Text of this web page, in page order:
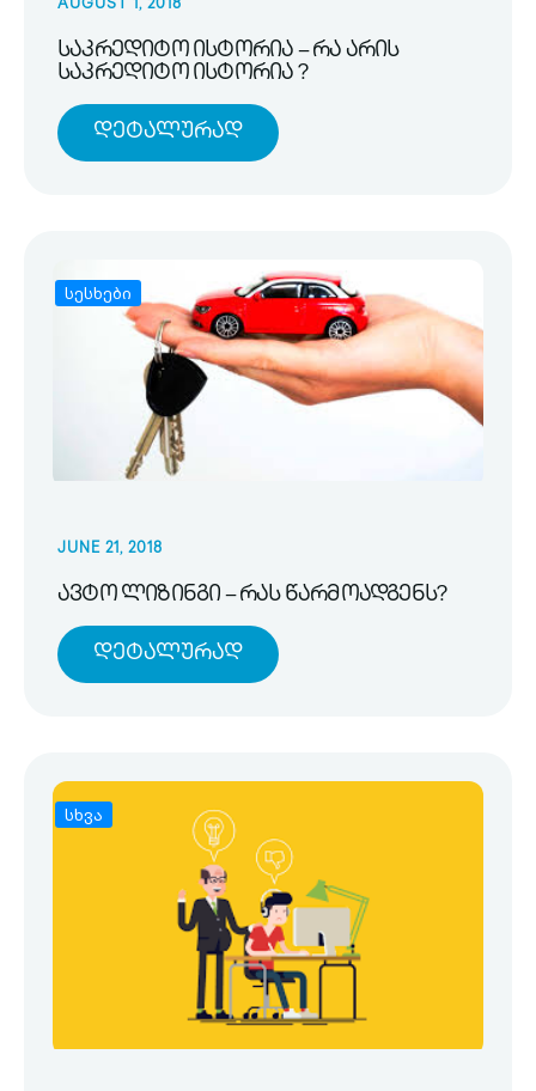
AUGUST 1, 2018
საკრედიტო ისტორია – რა არის
საკრედიტო ისტორია ?
Დეტალურად
სესხები
JUNE 21, 2018
ავტო ლიზინგი – რას წარმოადგენს?
Დეტალურად
სხვა